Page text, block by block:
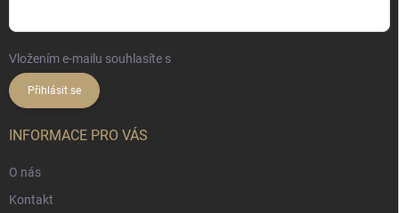
Vložením e-mailu souhlasíte s
Přihlásit se
INFORMACE PRO VÁS
O nás
Kontakt